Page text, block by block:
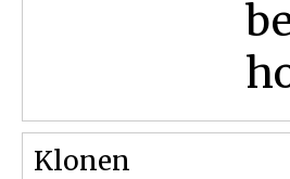
Klonen